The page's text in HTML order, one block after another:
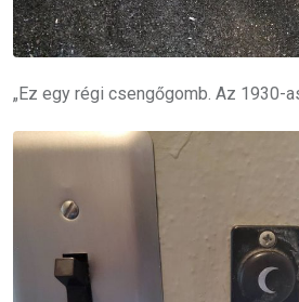
„Ez egy régi csengőgomb. Az 1930-